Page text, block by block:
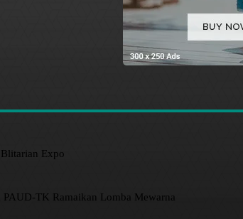
Expo
TK Ramaikan Lomba Mewarna